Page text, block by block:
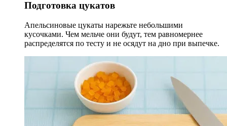
Подготовка цукатов
Апельсиновые цукаты нарежьте небольшими
кусочками. Чем мельче они будут, тем равномернее
распределятся по тесту и не осядут на дно при выпечке.